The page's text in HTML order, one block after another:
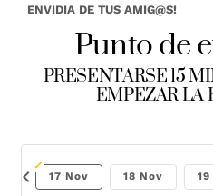
ENVIDIA DE TUS AMIG@S!
Punto de
PRESENTARSE 15
EMPEZAR LA
17 Nov 18 Nov
chevron_left